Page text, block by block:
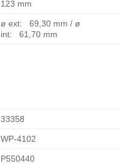
123 mm
ø ext: 69,30 mm / ø
int: 61,70 mm
33358
WP-4102
P550440